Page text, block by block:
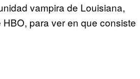
vampira de Louisiana,
HBO, para ver en que consiste